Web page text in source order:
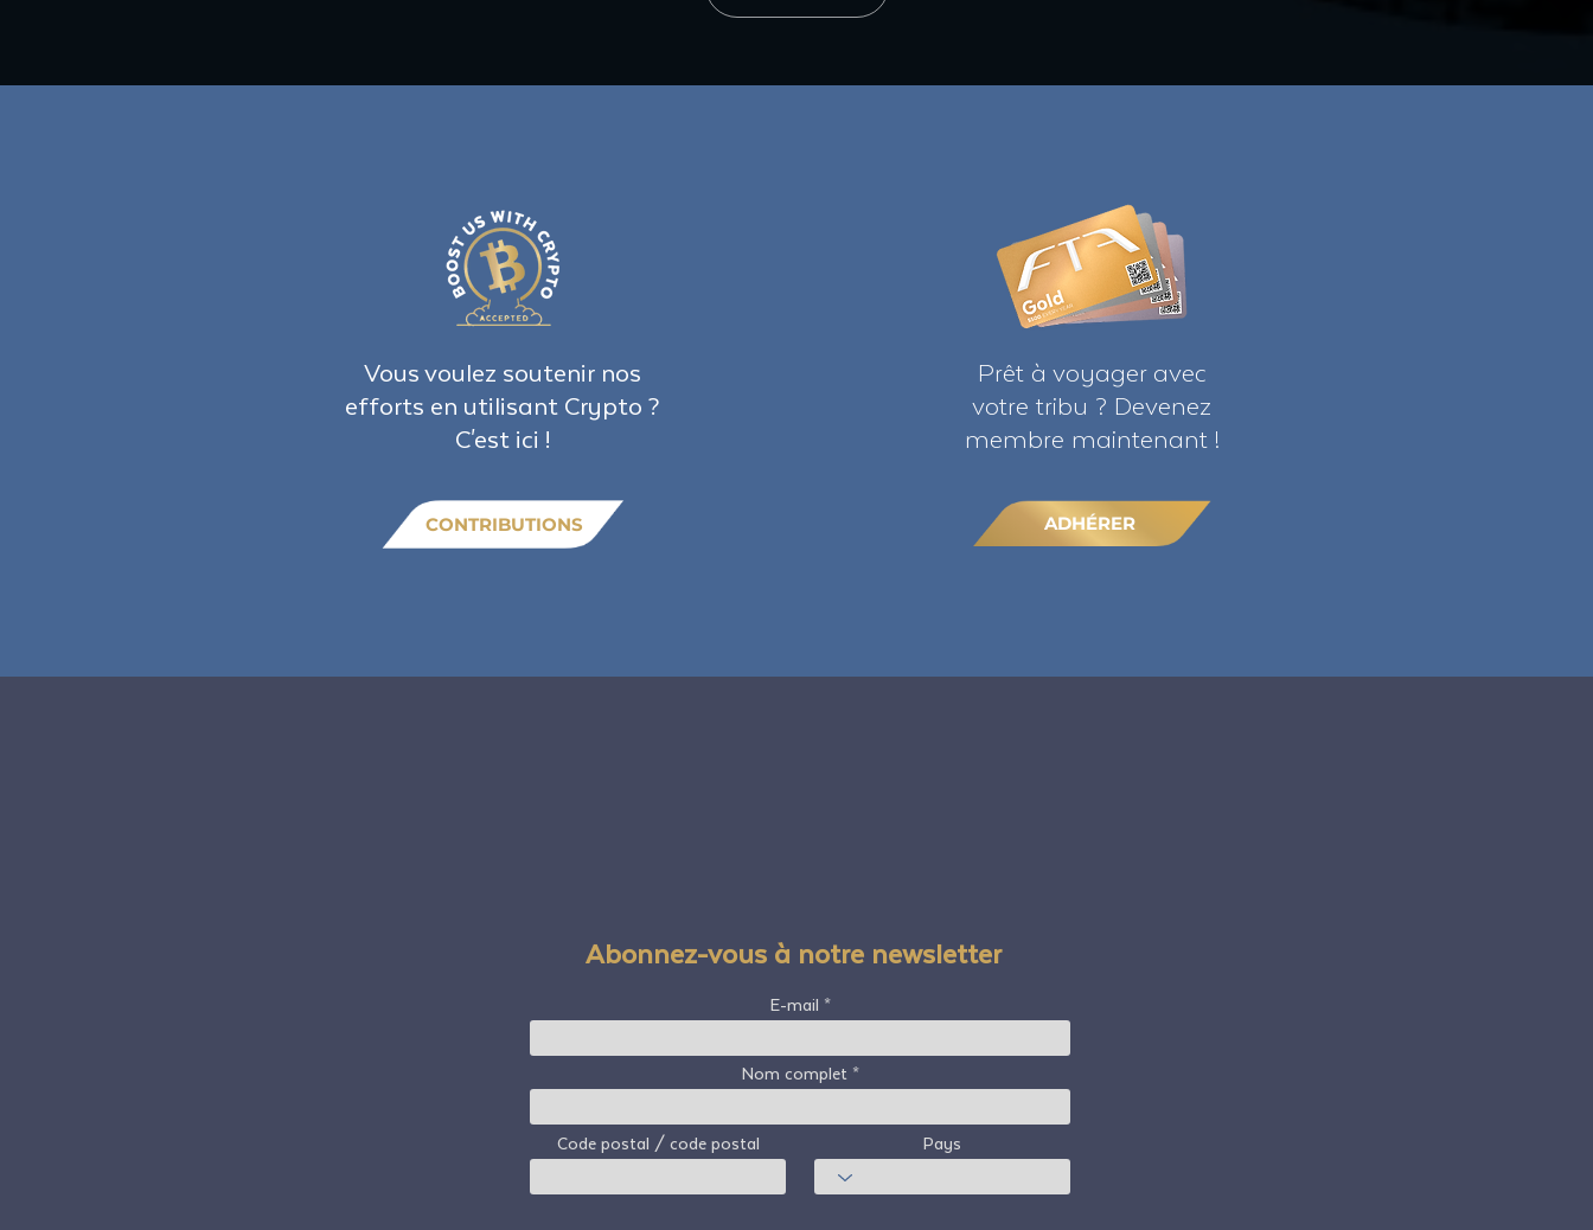
Vous voulez soutenir nos
efforts en utilisant Crypto ?
C'est ici !
CONTRIBUTIONS
Prêt à voyager avec
votre tribu ? Devenez
membre maintenant !
ADHÉRER
Abonnez-vous à notre newsletter
E-mail
Nom complet
Code postal / code postal Pays